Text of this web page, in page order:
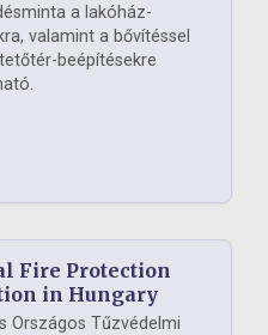
a lakóház-
valamint a bővítéssel
beépítésekre
Fire Protection
in Hungary
Országos Tűzvédelmi